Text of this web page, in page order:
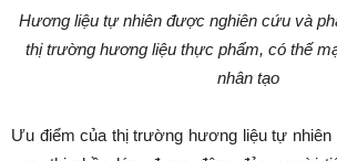
Hương liệu tự nhiên được nghiên cứu và
thị trường hương liệu thực phẩm, có thế
nhân tạo
Ưu điểm của thị trường hương liệu tự